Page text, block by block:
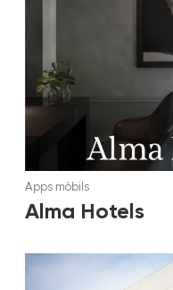
Apps mòbils
Alma Hotels